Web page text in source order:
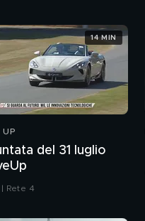
UP
del 31 luglio
Rete 4
14 MIN